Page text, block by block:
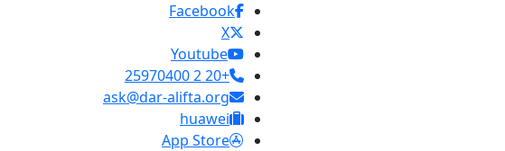
Facebook
X
Youtube
+20 2 25970400
ask@dar-alifta.org
huawei
App Store